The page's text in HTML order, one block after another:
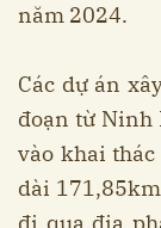
năm 2024.
Các dự án
đoạn từ Ninh
vào khai
dài